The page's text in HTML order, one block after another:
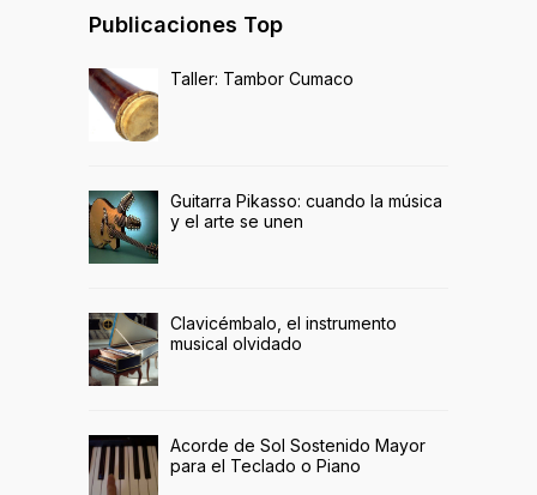
Publicaciones Top
Taller: Tambor Cumaco
Guitarra Pikasso: cuando la música
y el arte se unen
Clavicémbalo, el instrumento
musical olvidado
Acorde de Sol Sostenido Mayor
para el Teclado o Piano